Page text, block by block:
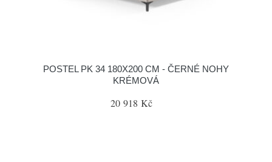
POSTEL PK 34 180X200 CM - ČERNÉ NOHY
KRÉMOVÁ
20 918 Kč